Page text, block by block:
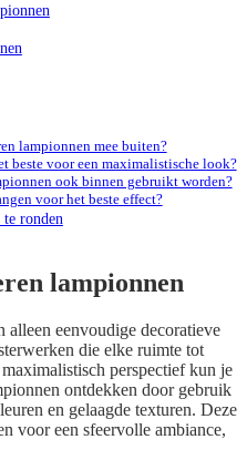
lampionnen mee buiten?
beste voor een maximalistische look?
ook binnen gebruikt worden?
voor het beste effect?
ronden
lampionnen
alleen eenvoudige decoratieve
die elke ruimte tot
perspectief kun je
ontdekken door gebruik
en gelaagde texturen. Deze
voor een sfeervolle ambiance,